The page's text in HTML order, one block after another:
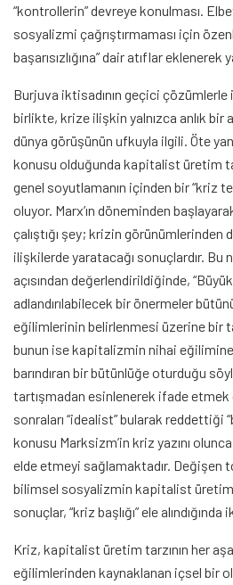
“kontrollerin” devreye konulması.
sosyalizmi çağrıştırmaması için
başarısızlığına” dair atıflar eklenerek
Burjuva iktisadının geçici
birlikte, krize ilişkin yalnızca anlık bir
dünya görüşünün ufkuyla ilgili. Öte
konusu olduğunda kapitalist üretim
genel soyutlamanın içinden bir “kriz
oluyor. Marx’ın döneminden
çalıştığı şey; krizin görünümlerinden
ilişkilerde yaratacağı sonuçlardır. Bu
açısından değerlendirildiğinde,
adlandırılabilecek bir önermeler
eğilimlerinin belirlenmesi üzerine bir
bunun ise kapitalizmin nihai
barındıran bir bütünlüğe oturduğu
tartışmadan esinlenerek ifade etmek
sonraları “idealist” bularak reddettiği
konusu Marksizm’in kriz yazını
elde etmeyi sağlamaktadır. Değişen
bilimsel sosyalizmin kapitalist
sonuçlar, “kriz başlığı” ele
Kriz, kapitalist üretim tarzının her
eğilimlerinden kaynaklanan içsel bir